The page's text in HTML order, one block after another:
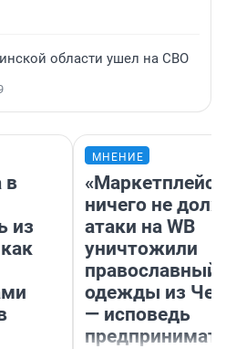
области ушел на СВО
в
из
МНЕНИЕ
«Маркетплейс
ничего не
атаки на WB
уничтожили
православный
одежды из
— исповедь